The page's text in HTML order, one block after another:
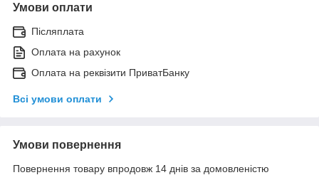
Умови оплати
Післяплата
Оплата на рахунок
Оплата на реквізити ПриватБанку
Всі умови оплати
Умови повернення
Повернення товару впродовж 14 днів за домовленістю